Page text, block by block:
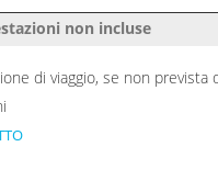
non incluse
di viaggio, se non prevista